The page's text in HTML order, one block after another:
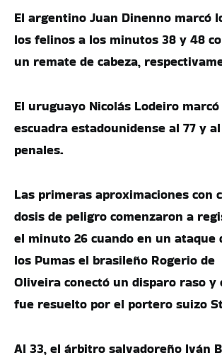
El argentino Juan Dinenno marcó
los felinos a los minutos 38 y 48
un remate de cabeza,
El uruguayo Nicolás Lodeiro
escuadra estadounidense al 77 y
penales.
Las primeras aproximaciones con
dosis de peligro comenzaron a
el minuto 26 cuando en un ataque
los Pumas el brasileño Rogerio de
Oliveira conectó un disparo raso y
fue resuelto por el portero suizo
Al 33, el árbitro salvadoreño Iván